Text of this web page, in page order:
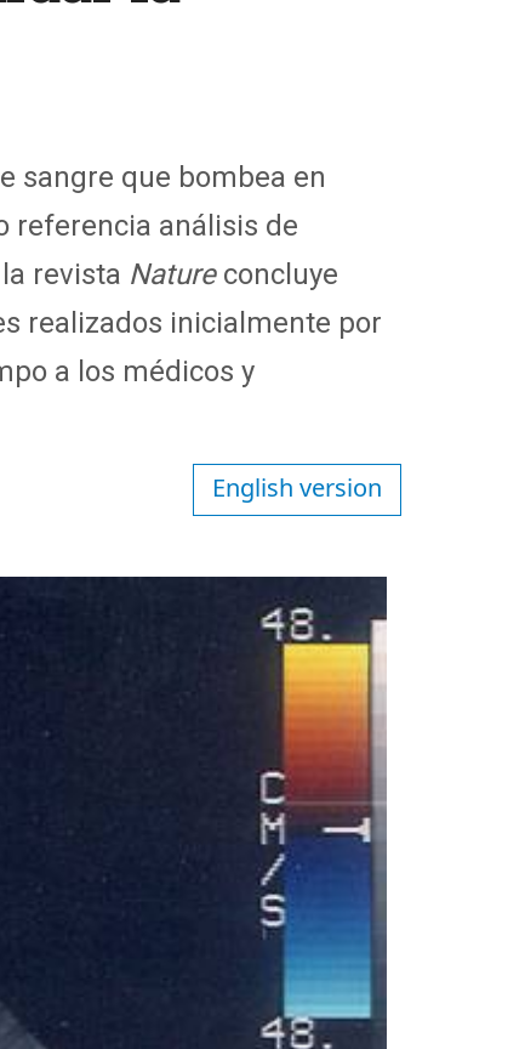
sangre que bombea en
referencia análisis de
revista Nature concluye
realizados inicialmente por
a los médicos y
English version